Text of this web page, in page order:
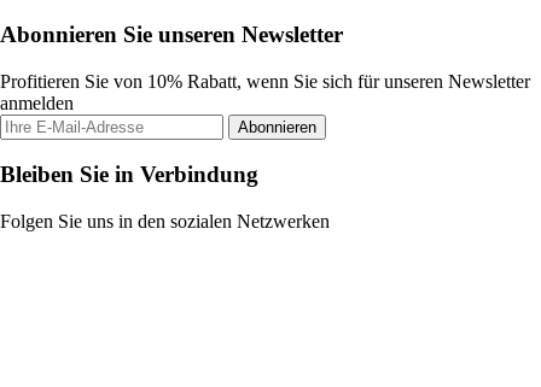
Abonnieren Sie unseren Newsletter
Profitieren Sie von 10% Rabatt, wenn Sie sich für unseren Newsletter
anmelden
Abonnieren
Bleiben Sie in Verbindung
Folgen Sie uns in den sozialen Netzwerken